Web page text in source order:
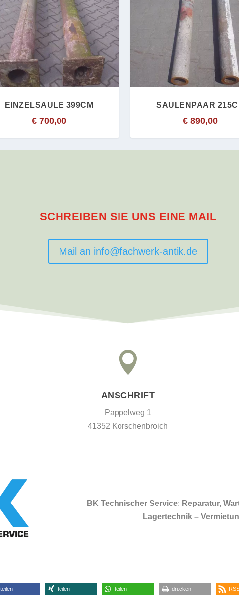
EINZELSÄULE 399CM
€700,00
SÄULENPAAR
€ 890,00
SCHREIBEN SIE UNS EINE MAIL
Mail an info@fachwerk-antik.de

ANSCHRIFT
Pappelweg 1
41352 Korschenbroich
BK Technischer Service: Reparatur,
Lagertechnik –
teilen teilen teilen drucken